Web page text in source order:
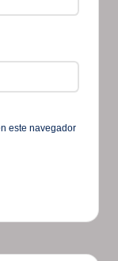
este navegador